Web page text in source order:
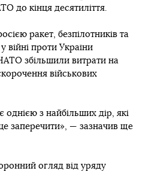
до кінця десятиліття.
ракет, безпілотників та
війні проти України
збільшили витрати на
військових
з найбільших дір, які
заперечити», — зазначив ще
огляд від уряду